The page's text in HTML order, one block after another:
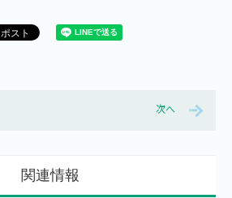
次へ
関連情報